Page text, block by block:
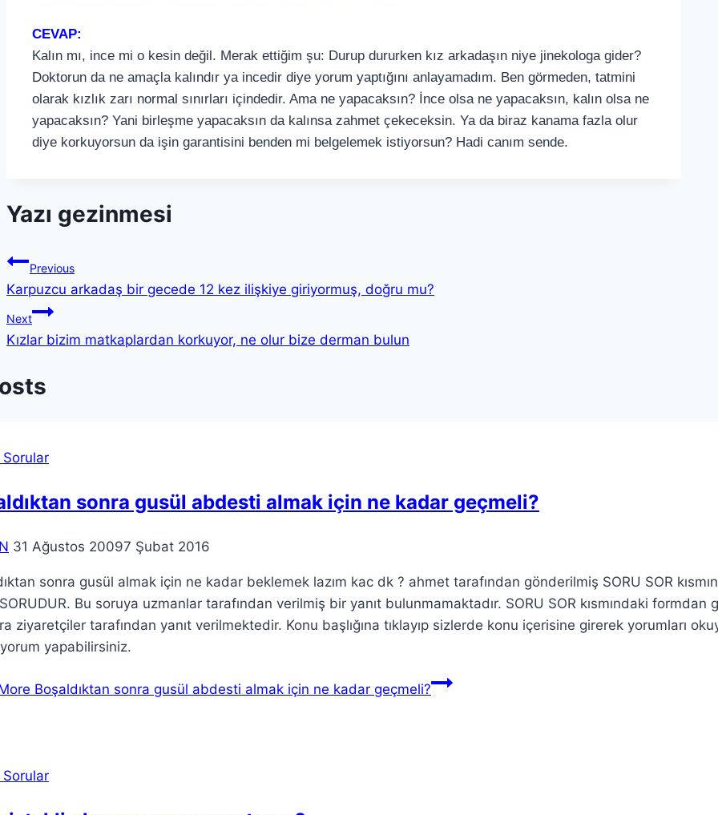
CEVAP:
Kalın mı, ince mi o kesin değil. Merak ettiğim şu: Durup dururken kız arkadaşın niye jinekologa gider?
Doktorun da ne amaçla kalındır ya incedir diye yorum yaptığını anlayamadım. Ben görmeden, tatmini
olarak kızlık zarı normal sınırları içindedir. Ama ne yapacaksın? İnce olsa ne yapacaksın, kalın olsa ne
yapacaksın? Yani birleşme yapacaksın da kalınsa zahmet çekeceksin. Ya da biraz kanama fazla olur
diye korkuyorsun da işin garantisini benden mi belgelemek istiyorsun? Hadi canım sende.
Yazı gezinmesi
Previous
Karpuzcu arkadaş bir gecede 12 kez ilişkiye giriyormuş, doğru mu?
Next
Kızlar bizim matkaplardan korkuyor, ne olur bize derman bulun
sonra gusül abdesti almak için ne kadar geçmeli?
31 Ağustos 20097 Şubat 2016
sonra gusül almak için ne kadar beklemek lazım kac dk ? ahmet tarafından gönderilmiş SORU SOR
Bu soruya uzmanlar tarafından verilmiş bir yanıt bulunmamaktadır. SORU SOR kısmındaki formdan
ziyaretçiler tarafından yanıt verilmektedir. Konu başlığına tıklayıp sizlerde konu içerisine girerek yorumları
yapabilirsiniz.
Boşaldıktan sonra gusül abdesti almak için ne kadar geçmeli?